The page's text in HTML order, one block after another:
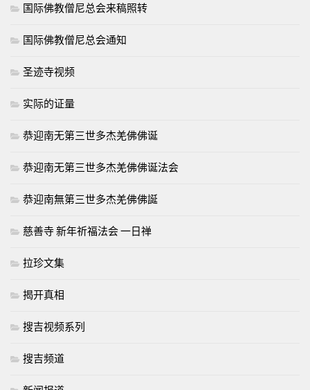
国际佛教僧尼总会来稿照转
国际佛教僧尼总会通知
圣迹寺视频
实际的证量
恭迎南无第三世多杰羌佛佛诞
恭迎南无第三世多杰羌佛佛诞法会
恭迎南無第三世多杰羌佛佛誕
慈善寺 新年祈福法会 一日禅
拉珍文集
揭开真相
搜吉视频系列
搜吉频道